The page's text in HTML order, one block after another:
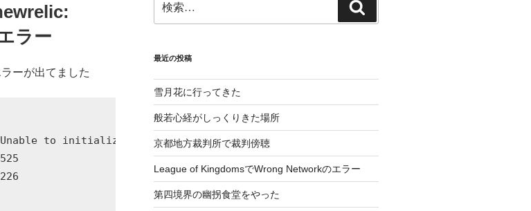
ラー
ーが出てました
Unable to initialize module
索:
索
最近の投稿
雪月花に行ってきた
般若心経がしっくりきた場所
京都地方裁判所で裁判傍聴
League of KingdomsでWrong Networkのエラー
第四境界の幽拐食堂をやった